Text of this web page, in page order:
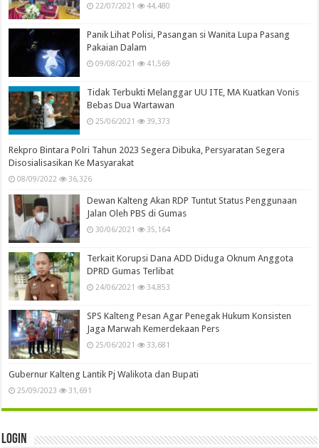
22/07/2021 44,480
Panik Lihat Polisi, Pasangan si Wanita Lupa Pasang
Pakaian Dalam
09/08/2021 41,569
Tidak Terbukti Melanggar UU ITE, MA Kuatkan Vonis
Bebas Dua Wartawan
25/06/2021 39,373
Rekpro Bintara Polri Tahun 2023 Segera Dibuka, Persyaratan Segera
Disosialisasikan Ke Masyarakat
08/09/2022 36,326
Dewan Kalteng Akan RDP Tuntut Status Penggunaan
Jalan Oleh PBS di Gumas
30/06/2021 35,164
Terkait Korupsi Dana ADD Diduga Oknum Anggota
DPRD Gumas Terlibat
24/06/2021 34,853
SPS Kalteng Pesan Agar Penegak Hukum Konsisten
Jaga Marwah Kemerdekaan Pers
25/06/2021 33,681
Gubernur Kalteng Lantik Pj Walikota dan Bupati
25/09/2023 31,691
Login